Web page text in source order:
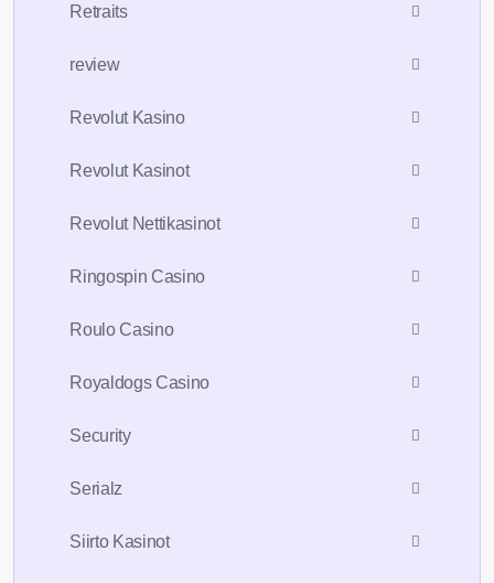
Retraits
review
Revolut Kasino
Revolut Kasinot
Revolut Nettikasinot
Ringospin Casino
Roulo Casino
Royaldogs Casino
Security
Serialz
Siirto Kasinot